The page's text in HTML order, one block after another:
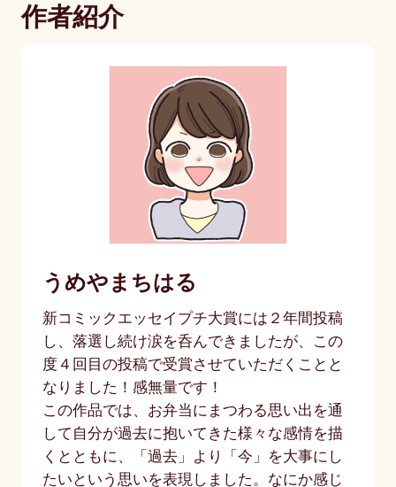
作者紹介
うめやまちはる
新コミックエッセイプチ大賞には２年間投稿
し、落選し続け涙を呑んできましたが、この
度４回目の投稿で受賞させていただくことと
なりました！感無量です！
この作品では、お弁当にまつわる思い出を通
して自分が過去に抱いてきた様々な感情を描
くとともに、「過去」より「今」を大事にし
たいという思いを表現しました。なにか感じ